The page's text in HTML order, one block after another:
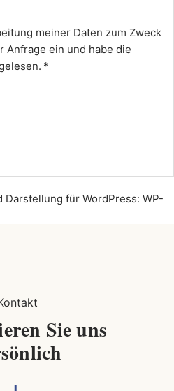
meiner Daten zum Zweck
Anfrage ein und habe die
*
für WordPress: WP-
Sie uns